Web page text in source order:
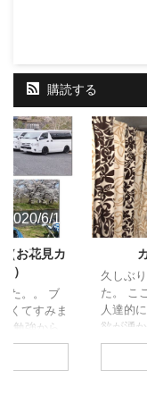
購読する
2020/6/14
お花見カ
）
た。。 ブ
くてすみま
勉強から
久しぶりの
久しぶ
た。 こ
人達的
欲が湧
しずつ
て、今